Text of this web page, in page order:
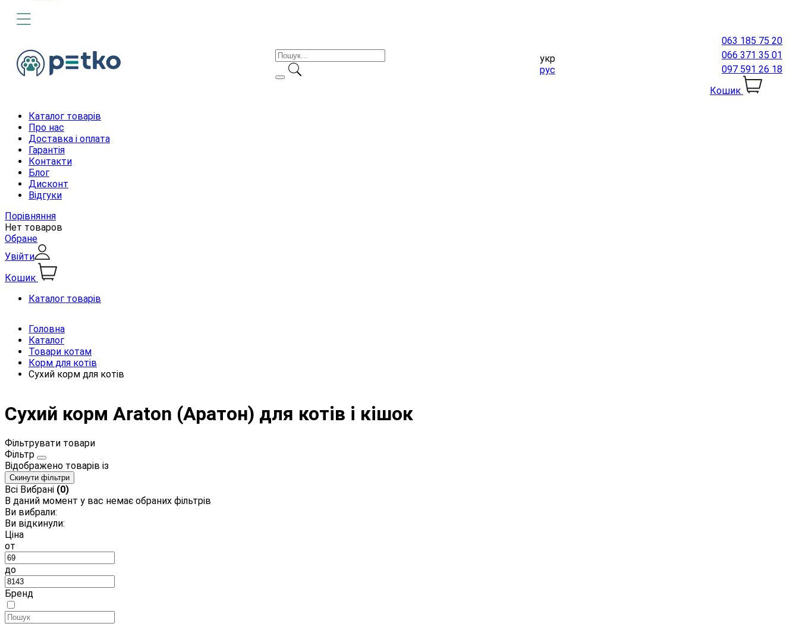
укр
рус
063 185 75 20
066 371 35 01
097 591 26 18
Кошик
Каталог товарів
Про нас
Доставка і оплата
Гарантія
Контакти
Блог
Дисконт
Відгуки
Порівняння
Нет товаров
Обране
Увійти
Кошик
Каталог товарів
Головна
Каталог
Товари котам
Корм для котів
Сухий корм для котів
Сухий корм Araton (Аратон) для котів і кішок
Фільтрувати товари
Фільтр
Відображено товарів із
Скинути фільтри
Всі Вибрані (0)
В даний момент у вас немає обраних фільтрів
Ви вибрали:
Ви відкинули:
Ціна
от
до
Бренд